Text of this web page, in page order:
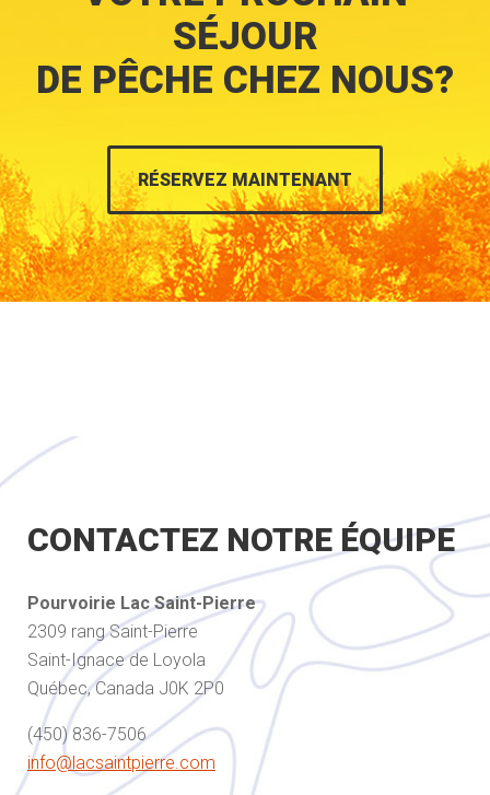
SÉJOUR
DE PÊCHE CHEZ NOUS?
RÉSERVEZ MAINTENANT
CONTACTEZ NOTRE ÉQUIPE
Pourvoirie Lac Saint-Pierre
2309 rang Saint-Pierre
Saint-Ignace de Loyola
Québec, Canada J0K 2P0
(450) 836-7506
info@lacsaintpierre.com